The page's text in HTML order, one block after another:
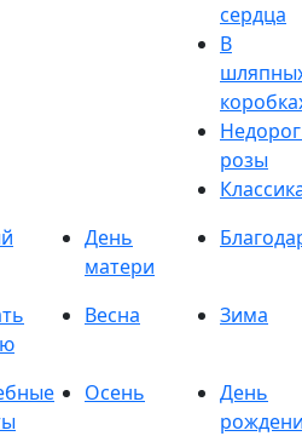
сердца
В
розы
День
матери
Весна Зима
Осень
День